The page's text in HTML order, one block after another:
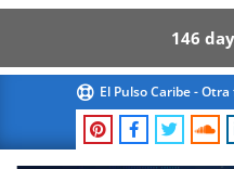
146
content
El Pulso Caribe -